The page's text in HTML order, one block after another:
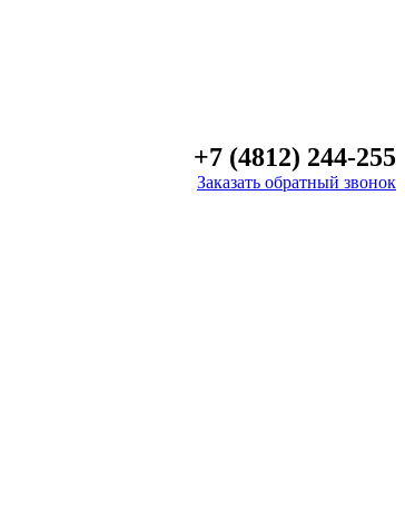
+7 (4812) 244-255
Заказать обратный звонок